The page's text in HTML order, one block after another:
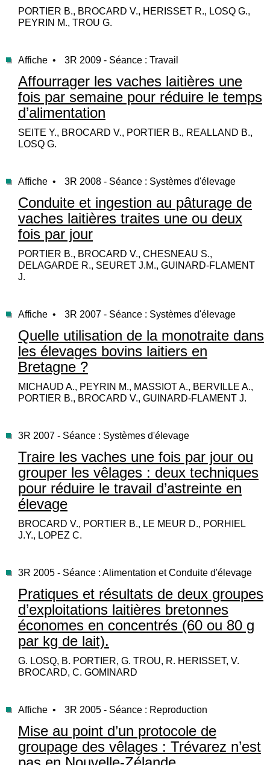
PORTIER B., BROCARD V., HERISSET R., LOSQ G.,
PEYRIN M., TROU G.
Affiche • 3R 2009 - Séance : Travail
Affourrager les vaches laitières une
fois par semaine pour réduire le temps
d’alimentation
SEITE Y., BROCARD V., PORTIER B., REALLAND B.,
LOSQ G.
Affiche • 3R 2008 - Séance : Systèmes d'élevage
Conduite et ingestion au pâturage de
vaches laitières traites une ou deux
fois par jour
PORTIER B., BROCARD V., CHESNEAU S.,
DELAGARDE R., SEURET J.M., GUINARD-FLAMENT
J.
Affiche • 3R 2007 - Séance : Systèmes d'élevage
Quelle utilisation de la monotraite dans
les élevages bovins laitiers en
Bretagne ?
MICHAUD A., PEYRIN M., MASSIOT A., BERVILLE A.,
PORTIER B., BROCARD V., GUINARD-FLAMENT J.
3R 2007 - Séance : Systèmes d'élevage
Traire les vaches une fois par jour ou
grouper les vêlages : deux techniques
pour réduire le travail d’astreinte en
élevage
BROCARD V., PORTIER B., LE MEUR D., PORHIEL
J.Y., LOPEZ C.
3R 2005 - Séance : Alimentation et Conduite d'élevage
Pratiques et résultats de deux groupes
d’exploitations laitières bretonnes
économes en concentrés (60 ou 80 g
par kg de lait).
G. LOSQ, B. PORTIER, G. TROU, R. HERISSET, V.
BROCARD, C. GOMINARD
Affiche • 3R 2005 - Séance : Reproduction
Mise au point d’un protocole de
groupage des vêlages : Trévarez n’est